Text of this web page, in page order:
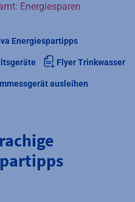
Energiesparen
Energiespartipps
Flyer Trinkwasser
ausleihen